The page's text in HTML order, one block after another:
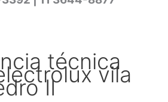
técnica
vila
II